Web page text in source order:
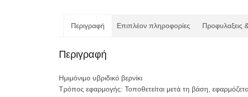
Περιγραφή Επιπλέον πληροφορίες Προφυλαξεις
Περιγραφή
Ημιμόνιμο υβριδικό βερνίκι
Τρόπος εφαρμογής: Τοποθετείται μετά τη βάση,